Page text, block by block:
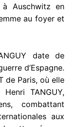
Auschwitz en
au foyer et
date de
d’Espagne.
de Paris, où elle
TANGUY,
combattant
aux